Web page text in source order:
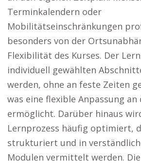
Terminkalendern oder
Mobilitätseinschränkungen
besonders von der
Flexibilität des Kurses. Der
individuell gewählten
werden, ohne an feste Zeiten
was eine flexible Anpassung
ermöglicht. Darüber hinaus
Lernprozess häufig optimiert,
strukturiert und in
Modulen vermittelt werden.